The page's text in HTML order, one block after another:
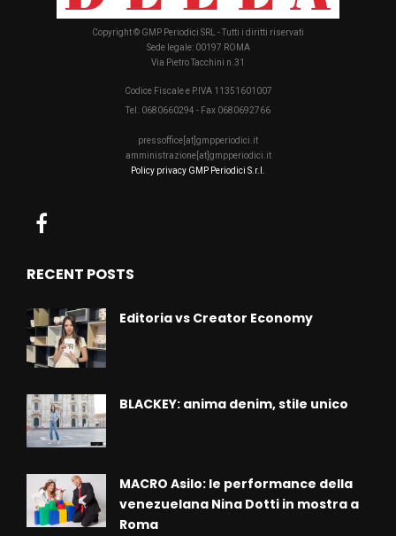
Copyright © GMP Periodici SRL - Tutti i diritti riservati
Sede legale: 00197 ROMA
Via Pietro Tacchini n.31
Codice Fiscale e P.IVA 11351601007
Tel. 0680660294 - Fax 0680692766
pressoffice[at]gmpperiodici.it
amministrazione[at]gmpperiodici.it
Policy privacy GMP Periodici S.r.l.
RECENT POSTS
Editoria vs Creator Economy
BLACKEY: anima denim, stile unico
MACRO Asilo: le performance della
venezuelana Nina Dotti in mostra a
Roma